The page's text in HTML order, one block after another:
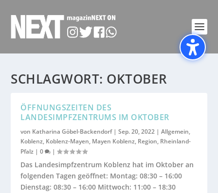
SCHLAGWORT: OKTOBER
ÖFFNUNGSZEITEN DES
LANDESIMPFZENTRUMS IM OKTOBER
von Katharina Göbel-Backendorf|Sep. 20, 2022 |Allgemein,
Koblenz, Koblenz-Mayen, Mayen Koblenz, Region, Rheinland-
Pfalz |0 |
Das Landesimpfzentrum Koblenz hat im Oktober an
folgenden Tagen geöffnet: Montag: 08:30 – 16:00
Dienstag: 08:30 – 16:00 Mittwoch: 11:00 – 18:30